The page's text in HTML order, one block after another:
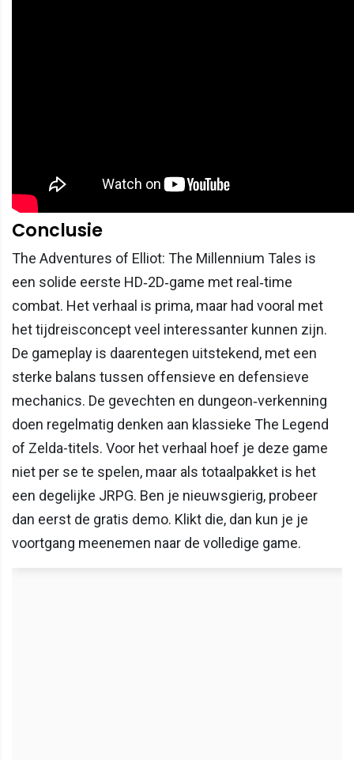
Conclusie
The Adventures of Elliot: The Millennium Tales is
een solide eerste HD‑2D‑game met real‑time
combat. Het verhaal is prima, maar had vooral met
het tijdreisconcept veel interessanter kunnen zijn.
De gameplay is daarentegen uitstekend, met een
sterke balans tussen offensieve en defensieve
mechanics. De gevechten en dungeon‑verkenning
doen regelmatig denken aan klassieke The Legend
of Zelda-titels. Voor het verhaal hoef je deze game
niet per se te spelen, maar als totaalpakket is het
een degelijke JRPG. Ben je nieuwsgierig, probeer
dan eerst de gratis demo. Klikt die, dan kun je je
voortgang meenemen naar de volledige game.